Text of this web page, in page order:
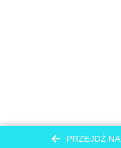
PRZEJDŹ NA